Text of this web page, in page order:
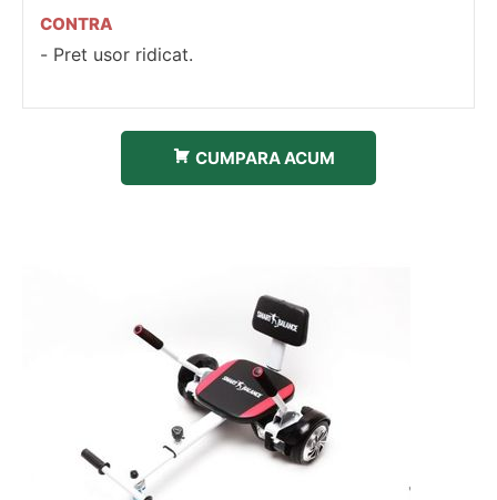
CONTRA
Pret usor ridicat.
CUMPARA ACUM